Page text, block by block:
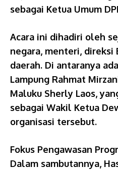
sebagai Ketua Umum
Acara ini dihadiri oleh
negara, menteri, direksi
daerah. Di antaranya
Lampung Rahmat
Maluku Sherly Laos,
sebagai Wakil Ketua
organisasi tersebut.
Fokus Pengawasan
Dalam sambutannya,